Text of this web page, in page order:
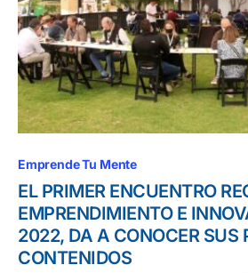
Emprende Tu Mente
EL PRIMER ENCUENTRO
EMPRENDIMIENTO E
2022, DA A CONOCER SUS
CONTENIDOS